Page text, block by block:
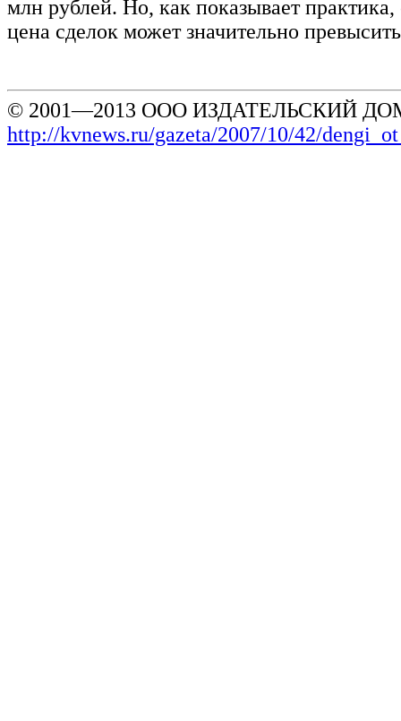
млн рублей. Но, как показывает
цена сделок может значительно
© 2001—2013 ООО ИЗДАТЕЛЬСКИЙ
http://kvnews.ru/gazeta/2007/10/42/